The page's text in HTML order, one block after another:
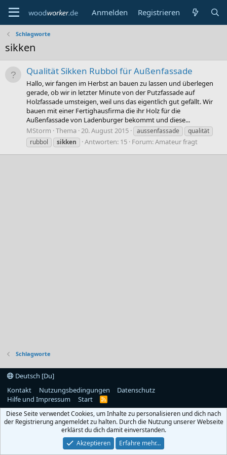
Anmelden Registrieren
Schlagworte
sikken
Qualität Sikken Rubbol für Außenfassade
Hallo, wir fangen im Herbst an bauen zu lassen und überlegen
gerade, ob wir in letzter Minute von der Putzfassade auf
Holzfassade umsteigen, weil uns das eigentlich gut gefällt. Wir
bauen mit einer Fertighausfirma die ihr Holz für die
Außenfassade von Ladenburger bekommt und diese...
MStorm Thema 20. August 2015 aussenfassade
qualität
rubbol
sikken Antworten: 15 Forum:Amateur fragt
Schlagworte
Deutsch [Du]
Kontakt
Nutzungsbedingungen
Datenschutz
Hilfe und Impressum
Start
R
S
Diese Seite verwendet Cookies, um Inhalte zu personalisieren und dich nach
der Registrierung angemeldet zu halten. Durch die Nutzung unserer Webseite
erklärst du dich damit einverstanden.
Akzeptieren
Erfahre mehr…